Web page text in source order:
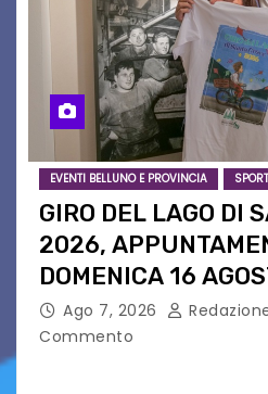
EVENTI BELLUNO E PROVINCIA SPORT
GIRO DEL LAGO DI
2026,
DOMENICA 16
Ago 7, 2026
Commento